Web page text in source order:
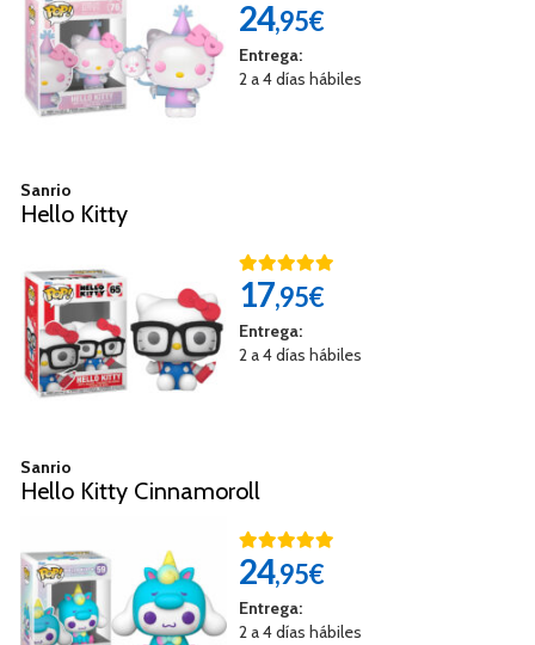
24,95€
Entrega:
2 a 4 días hábiles
Sanrio
Hello Kitty
17,95€
Entrega:
2 a 4 días hábiles
Sanrio
Hello Kitty Cinnamoroll
24,95€
Entrega:
2 a 4 días hábiles